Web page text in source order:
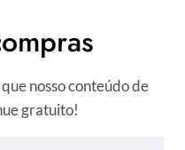
nosso conteúdo de
gratuito!